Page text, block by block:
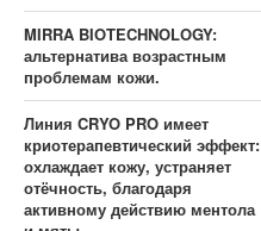
MIRRA BIOTECHNOLOGY:
альтернатива возрастным
проблемам кожи.
Линия CRYO PRO имеет
криотерапевтический эффект:
охлаждает кожу, устраняет
отёчность, благодаря
активному действию ментола